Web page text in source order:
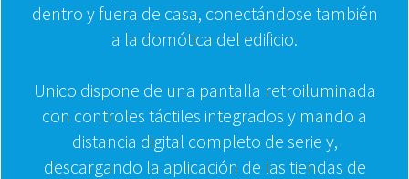
dentro y fuera de casa, conectándose también
a la domótica del edificio.
Unico dispone de una pantalla retroiluminada
con controles táctiles integrados y mando a
distancia digital completo de serie y,
descargando la aplicación de las tiendas de